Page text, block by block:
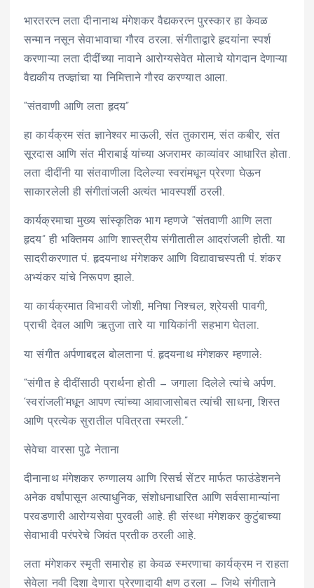
भारतरत्न लता दीनानाथ मंगेशकर वैद्यकरत्न पुरस्कार हा केवळ
सन्मान नसून सेवाभावाचा गौरव ठरला. संगीताद्वारे हृदयांना स्पर्श
करणाऱ्या लता दीदींच्या नावाने आरोग्यसेवेत मोलाचे योगदान देणाऱ्या
वैद्यकीय तज्ज्ञांचा या निमित्ताने गौरव करण्यात आला.
“संतवाणी आणि लता हृदय”
हा कार्यक्रम संत ज्ञानेश्वर माऊली, संत तुकाराम, संत कबीर, संत
सूरदास आणि संत मीराबाई यांच्या अजरामर काव्यांवर आधारित होता.
लता दीदींनी या संतवाणीला दिलेल्या स्वरांमधून प्रेरणा घेऊन
साकारलेली ही संगीतांजली अत्यंत भावस्पर्शी ठरली.
कार्यक्रमाचा मुख्य सांस्कृतिक भाग म्हणजे “संतवाणी आणि लता
हृदय” ही भक्तिमय आणि शास्त्रीय संगीतातील आदरांजली होती. या
सादरीकरणात पं. हृदयनाथ मंगेशकर आणि विद्यावाचस्पती पं. शंकर
अभ्यंकर यांचे निरूपण झाले.
या कार्यक्रमात विभावरी जोशी, मनिषा निश्चल, श्रेयसी पावगी,
प्राची देवल आणि ऋतुजा तारे या गायिकांनी सहभाग घेतला.
या संगीत अर्पणाबद्दल बोलताना पं. हृदयनाथ मंगेशकर म्हणाले:
“संगीत हे दीदींसाठी प्रार्थना होती — जगाला दिलेले त्यांचे अर्पण.
‘स्वरांजली’मधून आपण त्यांच्या आवाजासोबत त्यांची साधना, शिस्त
आणि प्रत्येक सुरातील पवित्रता स्मरली.”
सेवेचा वारसा पुढे नेताना
दीनानाथ मंगेशकर रुग्णालय आणि रिसर्च सेंटर मार्फत फाउंडेशनने
अनेक वर्षांपासून अत्याधुनिक, संशोधनाधारित आणि सर्वसामान्यांना
परवडणारी आरोग्यसेवा पुरवली आहे. ही संस्था मंगेशकर कुटुंबाच्या
सेवाभावी परंपरेचे जिवंत प्रतीक ठरली आहे.
लता मंगेशकर स्मृती समारोह हा केवळ स्मरणाचा कार्यक्रम न राहता
सेवेला नवी दिशा देणारा प्रेरणादायी क्षण ठरला — जिथे संगीताने